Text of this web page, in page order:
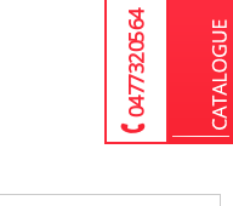
04 77 32 05 64